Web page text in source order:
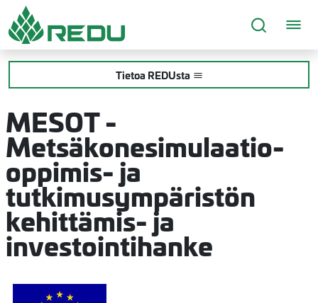
Siirry sivusisältöön
Tietoa REDUsta
MESOT -
Metsäkonesimulaatio-
oppimis- ja
tutkimusympäristön
kehittämis- ja
investointihanke